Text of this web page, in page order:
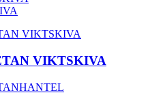
VIKTSKIVA